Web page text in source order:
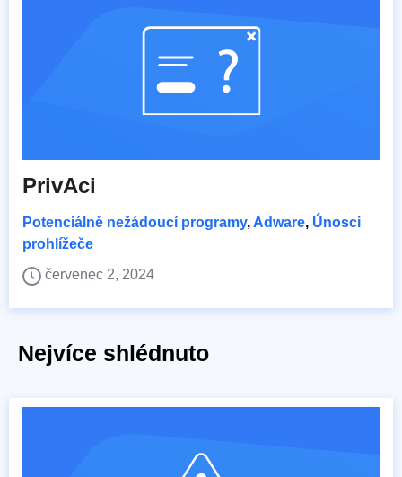
PrivAci
Potenciálně nežádoucí programy, Adware, Únosci
prohlížeče
červenec 2, 2024
Nejvíce shlédnuto